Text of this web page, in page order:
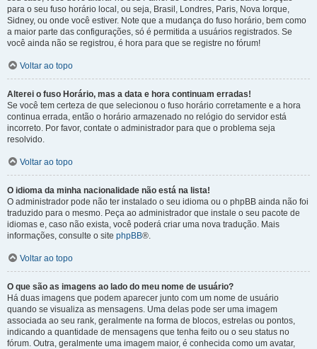
para o seu fuso horário local, ou seja, Brasil, Londres, Paris, Nova Iorque,
Sidney, ou onde você estiver. Note que a mudança do fuso horário, bem como
a maior parte das configurações, só é permitida a usuários registrados. Se
você ainda não se registrou, é hora para que se registre no fórum!
Voltar ao topo
Alterei o fuso Horário, mas a data e hora continuam erradas!
Se você tem certeza de que selecionou o fuso horário corretamente e a hora
continua errada, então o horário armazenado no relógio do servidor está
incorreto. Por favor, contate o administrador para que o problema seja
resolvido.
Voltar ao topo
O idioma da minha nacionalidade não está na lista!
O administrador pode não ter instalado o seu idioma ou o phpBB ainda não foi
traduzido para o mesmo. Peça ao administrador que instale o seu pacote de
idiomas e, caso não exista, você poderá criar uma nova tradução. Mais
informações, consulte o site phpBB®.
Voltar ao topo
O que são as imagens ao lado do meu nome de usuário?
Há duas imagens que podem aparecer junto com um nome de usuário
quando se visualiza as mensagens. Uma delas pode ser uma imagem
associada ao seu rank, geralmente na forma de blocos, estrelas ou pontos,
indicando a quantidade de mensagens que tenha feito ou o seu status no
fórum. Outra, geralmente uma imagem maior, é conhecida como um avatar,